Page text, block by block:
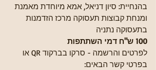
בהנחיית: סיון דניאל, אמא מיוחדת מאמנת
ומנחת קבוצות תעסוקה מרכז הזדמנות
בתעסוקה נתניה
100 ש"ח דמי השתתפות
לפרטים והרשמה - סרקו בברקוד QR או
בפרטי קשר הבאים: